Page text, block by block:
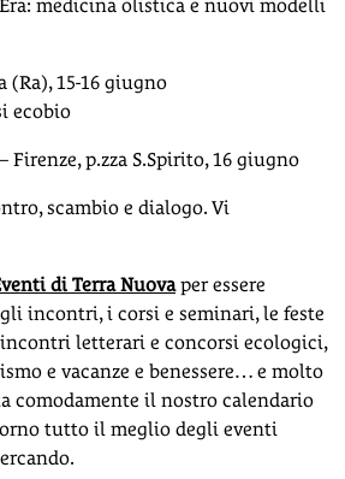
medicina olistica e nuovi modelli
(Ra), 15-16 giugno
ecobio
– Firenze, p.zza S.Spirito, 16 giugno
scambio e dialogo. Vi
di Terra Nuovaper essere
incontri, i corsi e seminari, le feste
letterari e concorsi ecologici,
e vacanze e benessere… e molto
comodamente il nostro calendario
tutto il meglio degli eventi